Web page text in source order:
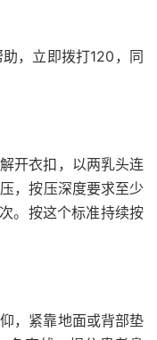
，立即拨打120，同
开衣扣，以两乳头连
，按压深度要求至少
。按这个标准持续按
，紧靠地面或背部垫